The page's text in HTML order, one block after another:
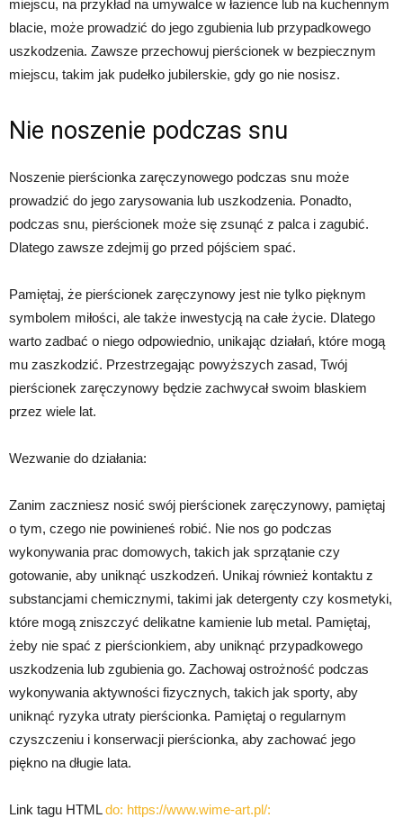
miejscu, na przykład na umywalce w łazience lub na kuchennym
blacie, może prowadzić do jego zgubienia lub przypadkowego
uszkodzenia. Zawsze przechowuj pierścionek w bezpiecznym
miejscu, takim jak pudełko jubilerskie, gdy go nie nosisz.
Nie noszenie podczas snu
Noszenie pierścionka zaręczynowego podczas snu może
prowadzić do jego zarysowania lub uszkodzenia. Ponadto,
podczas snu, pierścionek może się zsunąć z palca i zagubić.
Dlatego zawsze zdejmij go przed pójściem spać.
Pamiętaj, że pierścionek zaręczynowy jest nie tylko pięknym
symbolem miłości, ale także inwestycją na całe życie. Dlatego
warto zadbać o niego odpowiednio, unikając działań, które mogą
mu zaszkodzić. Przestrzegając powyższych zasad, Twój
pierścionek zaręczynowy będzie zachwycał swoim blaskiem
przez wiele lat.
Wezwanie do działania:
Zanim zaczniesz nosić swój pierścionek zaręczynowy, pamiętaj
o tym, czego nie powinieneś robić. Nie nos go podczas
wykonywania prac domowych, takich jak sprzątanie czy
gotowanie, aby uniknąć uszkodzeń. Unikaj również kontaktu z
substancjami chemicznymi, takimi jak detergenty czy kosmetyki,
które mogą zniszczyć delikatne kamienie lub metal. Pamiętaj,
żeby nie spać z pierścionkiem, aby uniknąć przypadkowego
uszkodzenia lub zgubienia go. Zachowaj ostrożność podczas
wykonywania aktywności fizycznych, takich jak sporty, aby
uniknąć ryzyka utraty pierścionka. Pamiętaj o regularnym
czyszczeniu i konserwacji pierścionka, aby zachować jego
piękno na długie lata.
Link tagu HTMLdo: https://www.wime-art.pl/: